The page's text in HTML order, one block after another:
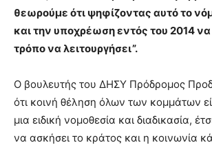
θεωρούμε ότι ψηφίζοντας αυτό το
και την υποχρέωση εντός του 2014
τρόπο να λειτουργήσει”.
Ο βουλευτής του ΔΗΣΥ Πρόδρομος
ότι κοινή θέληση όλων των κομμάτων
μια ειδική νομοθεσία και διαδικασία,
να ασκήσει το κράτος και η κοινωνία